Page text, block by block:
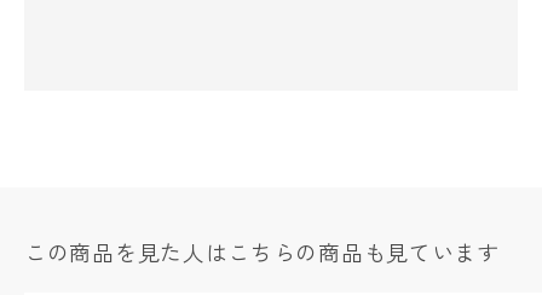
この商品を見た人はこちらの商品も見ています